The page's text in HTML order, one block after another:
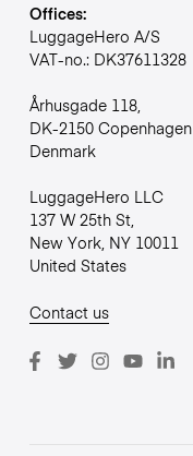
Offices:
LuggageHero A/S
VAT-no.: DK37611328
Århusgade 118,
DK-2150 Copenhagen
Denmark
LuggageHero LLC
137 W 25th St,
New York, NY 10011
United States
Contact us